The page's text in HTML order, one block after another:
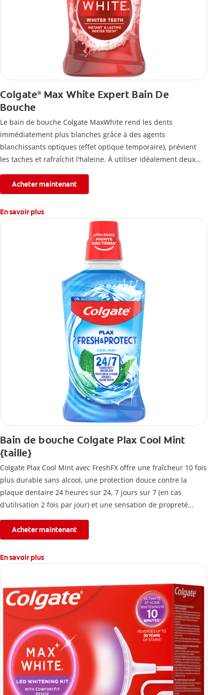
Colgate®Max White Expert Bain De
Bouche
Le bain de bouche Colgate MaxWhite rend les dents
immédiatement plus blanches grâce à des agents
blanchissants optiques (effet optique temporaire), prévient
les taches et rafraîchit l'haleine. À utiliser idéalement deux
Acheter maintenant
En savoir plus
Bain de bouche Colgate Plax Cool Mint
{taille}
Colgate Plax Cool Mint avec FreshFX offre une fraîcheur 10 fois
plus durable sans alcool, une protection douce contre la
plaque dentaire 24 heures sur 24, 7 jours sur 7 (en cas
d'utilisation 2 fois par jour) et une sensation de propreté
Acheter maintenant
En savoir plus